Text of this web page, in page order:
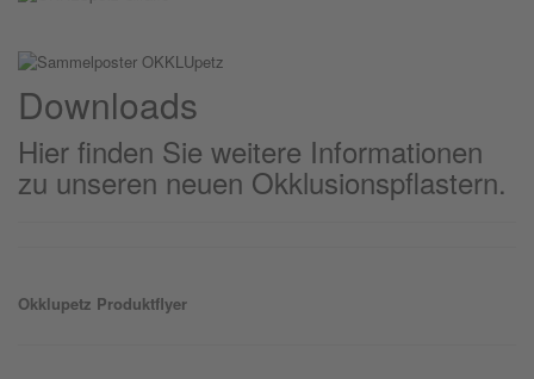
Downloads
Hier finden Sie weitere Informationen
zu unseren neuen Okklusionspflastern.
Okklupetz Produktflyer